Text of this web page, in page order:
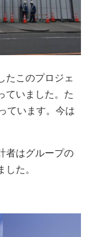
たこのプロジェ
ていました。た
ています。今は
者はグループの
た。